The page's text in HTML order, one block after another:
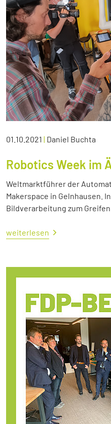
01.10.2021 | Daniel Buchta
Robotics Week im
Weltmarktführer der
Makerspace in Gelnhausen.
Bildverarbeitung zum Greifen
weiterlesen